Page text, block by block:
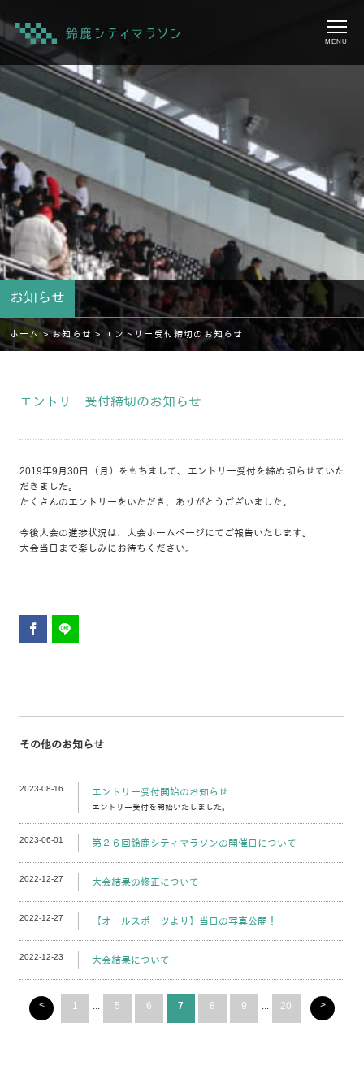
MENU
お知らせ
ホーム >お知らせ > エントリー受付締切のお知らせ
エントリー受付締切のお知らせ
2019年9月30日（月）をもちまして、エントリー受付を締め切らせていた
だきました。
たくさんのエントリーをいただき、ありがとうございました。
今後大会の進捗状況は、大会ホームページにてご報告いたします。
大会当日まで楽しみにお待ちください。
その他のお知らせ
2023-08-16 エントリー受付開始のお知らせ
エントリー受付を開始いたしました。
2023-06-01 第２６回鈴鹿シティマラソンの開催日について
2022-12-27 大会結果の修正について
2022-12-27 【オールスポーツより】当日の写真公開！
2022-12-23 大会結果について
< 1 ... 5 6 7 8 9 ... 20 >